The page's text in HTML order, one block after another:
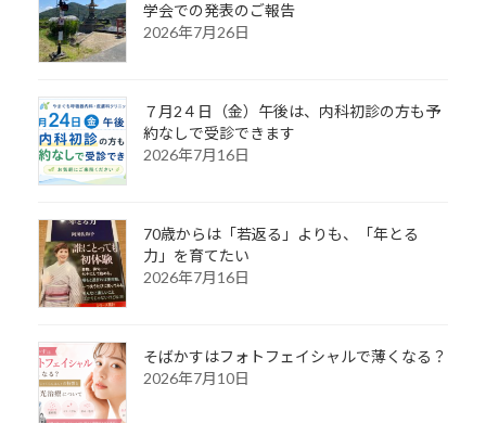
学会での発表のご報告
2026年7月26日
７月2４日（金）午後は、内科初診の方も予
約なしで受診できます
2026年7月16日
70歳からは「若返る」よりも、「年とる
力」を育てたい
2026年7月16日
そばかすはフォトフェイシャルで薄くなる？
2026年7月10日